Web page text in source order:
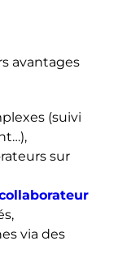
avantages
(suivi
sur
via des